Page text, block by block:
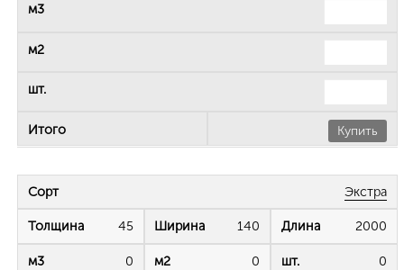
Купить
Экстра
45 140 2000
0 0 0